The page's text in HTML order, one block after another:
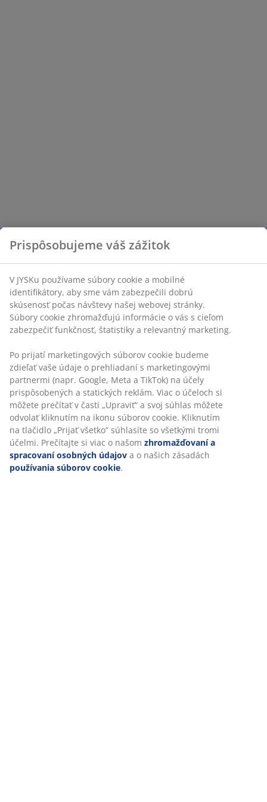
Prispôsobujeme váš zážitok
V JYSKu používame súbory cookie a mobilné
identifikátory, aby sme vám zabezpečili dobrú
skúsenosť počas návštevy našej webovej stránky.
Súbory cookie zhromažďujú informácie o vás s cieľom
zabezpečiť funkčnosť, štatistiky a relevantný marketing.
Po prijatí marketingových súborov cookie budeme
zdieľať vaše údaje o prehliadaní s marketingovými
partnermi (napr. Google, Meta a TikTok) na účely
prispôsobených a statických reklám. Viac o účeloch si
môžete prečítať v časti „Upraviť“ a svoj súhlas môžete
odvolať kliknutím na ikonu súborov cookie. Kliknutím
na tlačidlo „Prijať všetko“ súhlasíte so všetkými tromi
účelmi. Prečítajte si viac o našom zhromažďovaní a
spracovaní osobných údajov a o našich zásadách
používania súborov cookie.